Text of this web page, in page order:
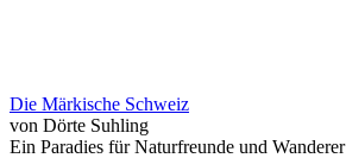
Die Märkische Schweiz
von Dörte Suhling
Ein Paradies für Naturfreunde und Wanderer